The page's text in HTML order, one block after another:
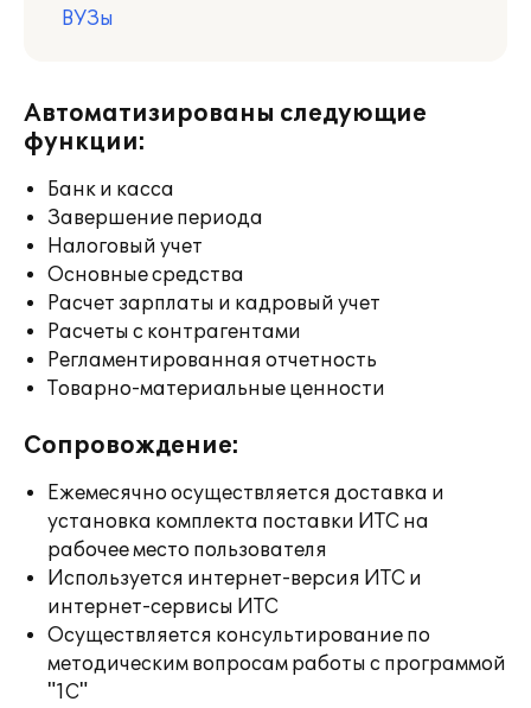
ВУЗы
Автоматизированы следующие
функции:
Банк и касса
Завершение периода
Налоговый учет
Основные средства
Расчет зарплаты и кадровый учет
Расчеты с контрагентами
Регламентированная отчетность
Товарно-материальные ценности
Сопровождение:
Ежемесячно осуществляется доставка и
установка комплекта поставки ИТС на
рабочее место пользователя
Используется интернет-версия ИТС и
интернет-сервисы ИТС
Осуществляется консультирование по
методическим вопросам работы с программой
"1С"